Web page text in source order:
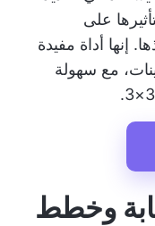
على
إنها أداة مفيدة
مع سهولة
وخطط